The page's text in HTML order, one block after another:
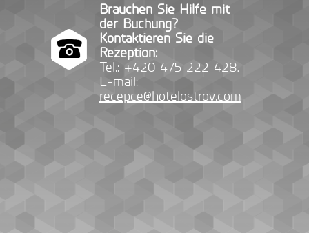
Brauchen Sie Hilfe mit
der Buchung?
Kontaktieren Sie die
Rezeption:
Tel.: +420 475 222 428,
E-mail:
recepce@hotelostrov.com